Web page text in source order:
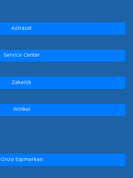
Astrasat
Service Center
Zakelijk
Winkel
Onze topmerken